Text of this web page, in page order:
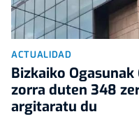
ACTUALIDAD
Bizkaiko
zorra duten 348
argitaratu du